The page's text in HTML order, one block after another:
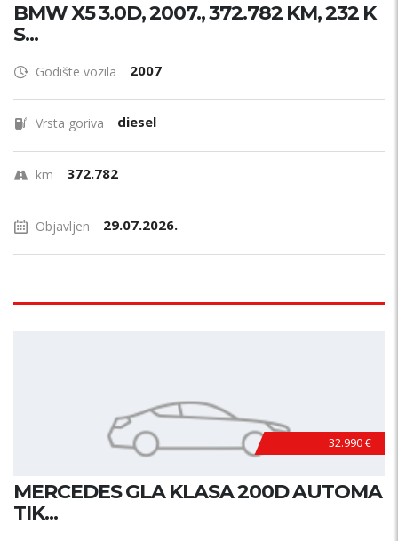
BMW X5 3.0D, 2007., 372.782 KM, 232 K
S...
Godište vozila 2007
Vrsta goriva diesel
km 372.782
Objavljen 29.07.2026.
32.990 €
MERCEDES GLA KLASA 200D AUTOMA
TIK...